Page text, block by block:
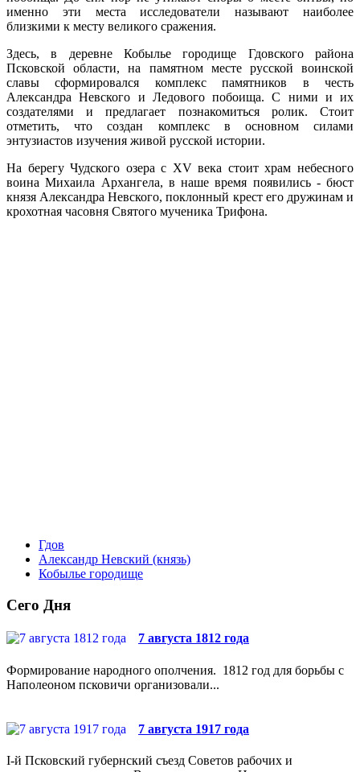
именно эти места исследователи называют наиболее
близкими к месту великого сражения.
Здесь, в деревне Кобылье городище Гдовского района
Псковской области, на памятном месте русской воинской
славы сформировался комплекс памятников в честь
Александра Невского и Ледового побоища. С ними и их
создателями и предлагает познакомиться ролик. Стоит
отметить, что создан комплекс в основном силами
энтузиастов изучения живой русской истории.
На берегу Чудского озера с XV века стоит храм небесного
воина Михаила Архангела, в наше время появились - бюст
князя Александра Невского,поклонный крест его дружинам и
крохотная часовня Святого мученика Трифона.
Гдов
Александр Невский (князь)
Кобылье городище
Сего Дня
7 августа 1812 года
Формирование народного ополчения. 1812 год для борьбы с
Наполеоном псковичи организовали...
7 августа 1917 года
I-й Псковский губернский съезд Советов рабочих и